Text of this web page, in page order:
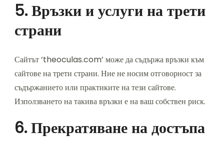
5. Връзки и услуги на трети
страни
Сайтът ‘theoculas.com’ може да съдържа връзки към
сайтове на трети страни. Ние не носим отговорност за
съдържанието или практиките на тези сайтове.
Използването на такива връзки е на ваш собствен риск.
6. Прекратяване на достъпа